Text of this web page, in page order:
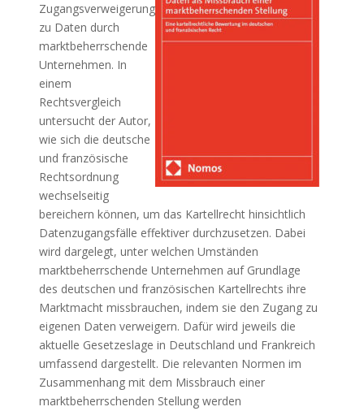
Zugangsverweigerung
zu Daten durch
marktbeherrschende
Unternehmen. In
einem
Rechtsvergleich
untersucht der Autor,
wie sich die deutsche
und französische
Rechtsordnung
wechselseitig
bereichern können, um das Kartellrecht hinsichtlich
Datenzugangsfälle effektiver durchzusetzen. Dabei
wird dargelegt, unter welchen Umständen
marktbeherrschende Unternehmen auf Grundlage
des deutschen und französischen Kartellrechts ihre
Marktmacht missbrauchen, indem sie den Zugang zu
eigenen Daten verweigern. Dafür wird jeweils die
aktuelle Gesetzeslage in Deutschland und Frankreich
umfassend dargestellt. Die relevanten Normen im
Zusammenhang mit dem Missbrauch einer
marktbeherrschenden Stellung werden